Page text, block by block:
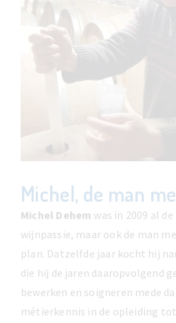
Michel, de man
Michel Dehem was in 2009 al
wijnpassie, maar ook de man
plan. Datzelfde jaar kocht hij
die hij de jaren daaropvolgend
bewerken en soigneren mede
métierkennis in de opleiding